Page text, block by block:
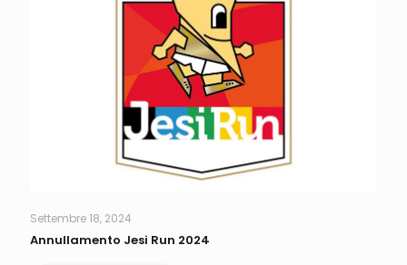
Settembre 18, 2024
Annullamento Jesi Run 2024